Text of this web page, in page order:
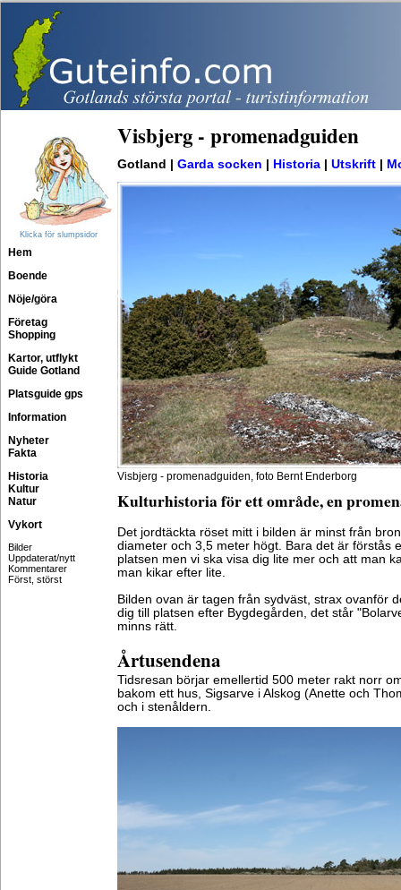
Klicka för slumpsidor
Hem
Boende
Nöje/göra
Företag
Shopping
Kartor, utflykt
Guide Gotland
Platsguide gps
Information
Nyheter
Fakta
Historia
Kultur
Natur
Vykort
Bilder
Uppdaterat/nytt
Kommentarer
Först, störst
Visbjerg - promenadguiden
Gotland | Garda socken Historia Utskrift
Visbjerg - promenadguiden, foto Bernt Enderborg
Kulturhistoria för ett område, en
Det jordtäckta röset mitt i bilden är minst från
diameter och 3,5 meter högt. Bara det är förstås
platsen men vi ska visa dig lite mer och att man
man kikar efter lite.
Bilden ovan är tagen från sydväst, strax ovanför
dig till platsen efter Bygdegården, det står
minns rätt.
Årtusendena
Tidsresan börjar emellertid 500 meter rakt norr
bakom ett hus, Sigsarve i Alskog (Anette och
och i stenåldern.